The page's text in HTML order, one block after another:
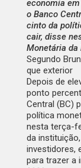
economia
o Banco
cinto da
cair, disse
Monetária
Segundo
que exterior
Depois de
ponto
Central (BC)
política
nesta terça-
da
investidores,
para trazer a